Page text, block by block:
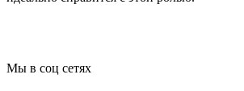
Мы в соц сетях